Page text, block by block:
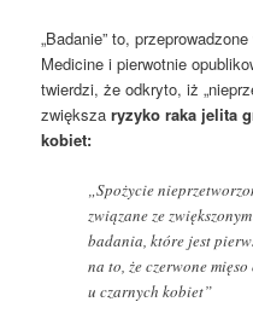
„Badanie” to,
Medicine i pierwotnie
twierdzi, że odkryto, iż
zwiększaryzyko raka jelita
kobiet:
„Spożycie
związane ze
badania, które jest
na to, że czerwone
u czarnych kobiet”